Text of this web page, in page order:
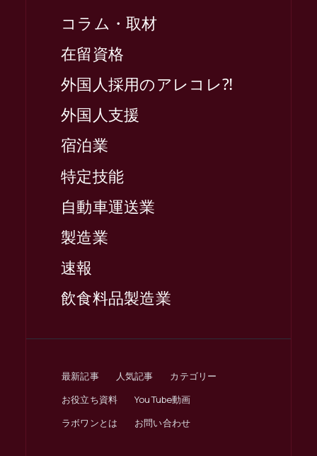
コラム・取材
在留資格
外国人採用のアレコレ⁈
外国人支援
宿泊業
特定技能
自動車運送業
製造業
速報
飲食料品製造業
最新記事 人気記事
カテゴリー
お役立ち資料
YouTube動画
ラボワンとは
お問い合わせ